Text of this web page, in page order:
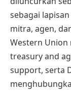
sebagai
mitra, agen,
Western Union
treasury and
support, serta